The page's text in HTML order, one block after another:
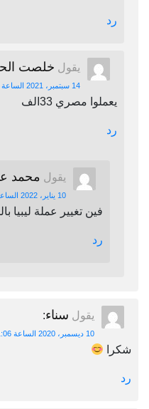
رد
يقول خلصت
14 سبتمبر، 2021 الساعة 1:42 ص
يعملوا مصري 33الف
رد
يقول محمد
10 يناير، 2022 الساعة 2:12 ص
فين تغيير عملة
رد
يقول سناء:
10 ديسمبر، 2020 الساعة 1:06 م
شكرا
رد